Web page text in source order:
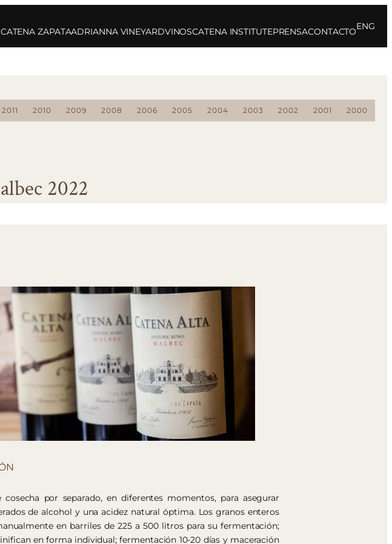
ZAPATAADRIANNA VINEYARDVINOSCATENA INSTITUTEPRENSACONTACTO
ENG
2011 2010 2009 2008 2006 2005 2004 2003 2002 2001 2000
2022
cosecha por separado, en diferentes momentos, para asegurar
de alcohol y una acidez natural óptima. Los granos enteros
en barriles de 225 a 500 litros para su fermentación;
en forma individual; fermentación 10-20 días y maceración